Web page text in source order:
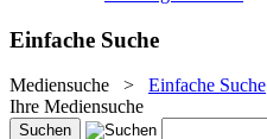
Einfache Suche
Mediensuche > Einfache Suche
Ihre Mediensuche